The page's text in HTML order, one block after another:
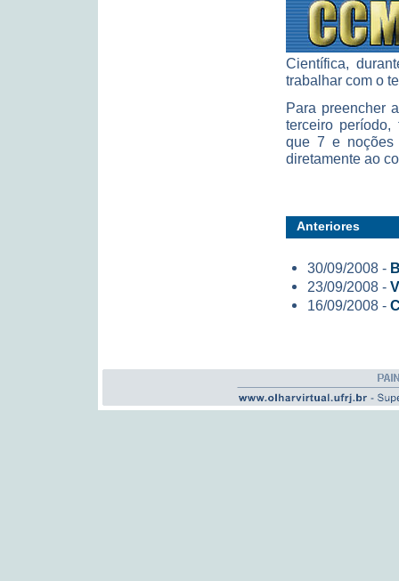
Científica,
trabalhar com o
Para preencher
terceiro período,
que 7 e noções
diretamente ao
Anteriores
30/09/2008 -
23/09/2008 -
16/09/2008 -